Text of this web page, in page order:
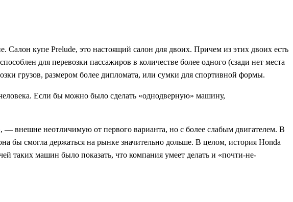
купе Prelude, это настоящий салон для двоих. Причем из этих двоих есть
для перевозки пассажиров в количестве более одного (сзади нет места
грузов, размером более дипломата, или сумки для спортивной формы.
Если бы можно было сделать «однодверную» машину,
— внешне неотличимую от первого варианта, но с более слабым двигателем. В
бы смогла держаться на рынке значительно дольше. В целом, история Honda
таких машин было показать, что компания умеет делать и «почти-не-